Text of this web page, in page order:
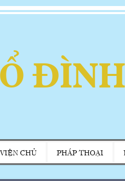
CHỦ PHÁP THOẠI